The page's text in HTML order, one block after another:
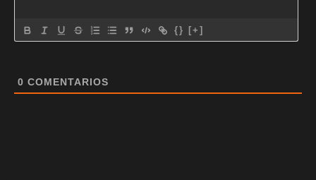
{} [+]
0 COMENTARIOS